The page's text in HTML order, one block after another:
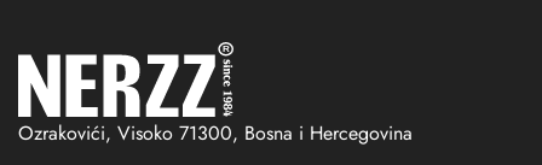
Ozrakovići, Visoko 71300, Bosna i Hercegovina